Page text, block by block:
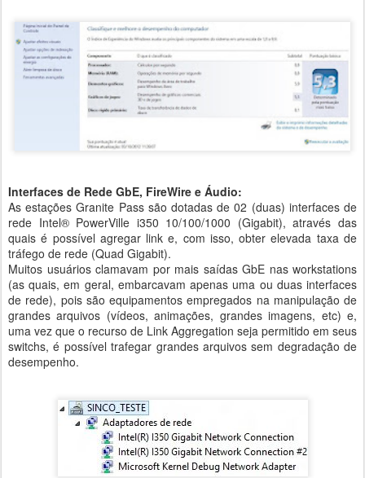
Interfaces de Rede GbE, FireWire e Áudio:
As estações Granite Pass são dotadas de 02 (duas) interfaces de
rede Intel® PowerVille i350 10/100/1000 (Gigabit), através das
quais é possível agregar link e, com isso, obter elevada taxa de
tráfego de rede (Quad Gigabit).
Muitos usuários clamavam por mais saídas GbE nas workstations
(as quais, em geral, embarcavam apenas uma ou duas interfaces
de rede), pois são equipamentos empregados na manipulação de
grandes arquivos (vídeos, animações, grandes imagens, etc) e,
uma vez que o recurso de Link Aggregation seja permitido em seus
switchs, é possível trafegar grandes arquivos sem degradação de
desempenho.